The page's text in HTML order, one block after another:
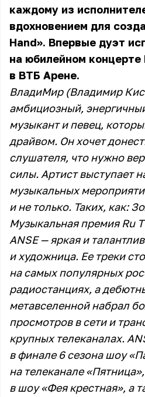
каждому из
вдохновением для
Hand». Впервые дуэт
на юбилейном
в ВТБ Арене.
ВладиМир (Владимир
амбициозный,
музыкант и певец,
драйвом. Он хочет
слушателя, что нужно
силы. Артист выступает
музыкальных
и не только. Таких, как:
Музыкальная премия Ru
ANSE — яркая и
и художница. Ее треки
на самых популярных
радиостанциях, а
метавселенной набрал
просмотров в сети и
крупных телеканалах.
в финале 6 сезона шоу
на телеканале
в шоу «Фея крестная», а